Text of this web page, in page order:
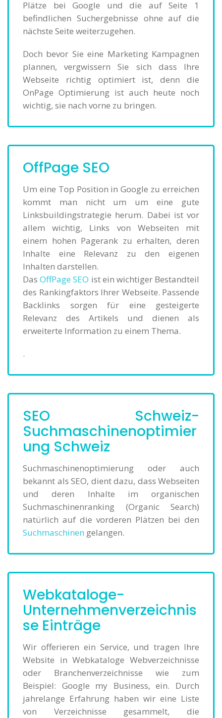
Plätze bei Google und die auf Seite 1
befindlichen Suchergebnisse ohne auf die
nächste Seite weiterzugehen.
Doch bevor Sie eine Marketing Kampagnen
plannen, vergwissern Sie sich dass Ihre
Webseite richtig optimiert ist, denn die
OnPage Optimierung ist auch heute noch
wichtig, sie nach vorne zu bringen.
OffPage SEO
Um eine Top Position in Google zu erreichen
kommt man nicht um um eine gute
Linksbuildingstrategie herum. Dabei ist vor
allem wichtig, Links von Webseiten mit
einem hohen Pagerank zu erhalten, deren
Inhalte eine Relevanz zu den eigenen
Inhalten darstellen.
DasOffPage SEO ist ein wichtiger Bestandteil
des Rankingfaktors Ihrer Webseite. Passende
Backlinks sorgen für eine gesteigerte
Relevanz des Artikels und dienen als
erweiterte Information zu einem Thema.
.
SEO Schweiz-
Suchmaschinenoptimier
ung Schweiz
Suchmaschinenoptimierung oder auch
bekannt als SEO, dient dazu, dass Webseiten
und deren Inhalte im organischen
Suchmaschinenranking (Organic Search)
natürlich auf die vorderen Plätzen bei den
Suchmaschinen gelangen.
Webkataloge-
Unternehmenverzeichnis
se Einträge
Wir offerieren ein Service, und tragen Ihre
Website in Webkataloge Webverzeichnisse
oder Branchenverzeichnisse wie zum
Beispiel: Google my Business, ein. Durch
jahrelange Erfahrung haben wir eine Liste
von Verzeichnisse gesammelt, die